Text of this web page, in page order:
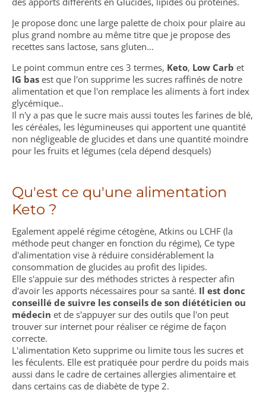
Je propose donc une large palette de choix pour plaire au
plus grand nombre au même titre que je propose des
recettes sans lactose, sans gluten...
Le point commun entre ces 3 termes, Keto, Low Carb et
IG bas est que l'on supprime les sucres raffinés de notre
alimentation et que l'on remplace les aliments à fort index
glycémique..
Il n'y a pas que le sucre mais aussi toutes les farines de blé,
les céréales, les légumineuses qui apportent une quantité
non négligeable de glucides et dans une quantité moindre
pour les fruits et légumes (cela dépend desquels)
Qu'est ce qu'une alimentation
Keto ?
Egalement appelé régime cétogène, Atkins ou LCHF (la
méthode peut changer en fonction du régime), Ce type
d'alimentation vise à réduire considérablement la
consommation de glucides au profit des lipides.
Elle s'appuie sur des méthodes strictes à respecter afin
d'avoir les apports nécessaires pour sa santé. Il est donc
conseillé de suivre les conseils de son diététicien ou
médecin et de s'appuyer sur des outils que l'on peut
trouver sur internet pour réaliser ce régime de façon
correcte.
L'alimentation Keto supprime ou limite tous les sucres et
les féculents. Elle est pratiquée pour perdre du poids mais
aussi dans le cadre de certaines allergies alimentaire et
dans certains cas de diabète de type 2.